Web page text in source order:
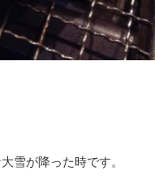
雪が降った時です。